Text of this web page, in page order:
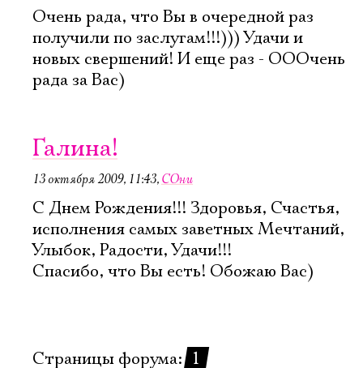
Очень рада, что Вы в очередной раз
получили по заслугам!!!))) Удачи и
новых свершений! И еще раз - ОООчень
рада за Вас)
Галина!
13 октября 2009, 11:43, СОни
С Днем Рождения!!! Здоровья, Счастья,
исполнения самых заветных Мечтаний,
Улыбок, Радости, Удачи!!!
Спасибо, что Вы есть! Обожаю Вас)
Страницы форума: 1